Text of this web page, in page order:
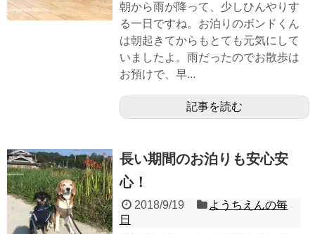
朝から雨が降って、少しひんやりす
る一日ですね。お泊りのボンドくん
は朝起きてからもとても元気にして
いましたよ。雨だったのでお散歩は
お預けで、早...
記事を読む
長い期間のお泊りも安心安
心！
2018/9/19
ようちえんの毎
日